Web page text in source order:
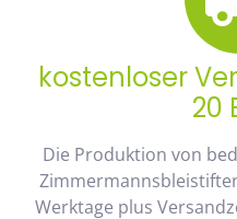
kostenloser
20
Die Produktion von
Werktage plus